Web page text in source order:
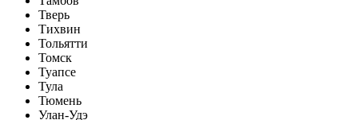
Тверь
Тихвин
Тольятти
Томск
Туапсе
Тула
Тюмень
Улан-Удэ